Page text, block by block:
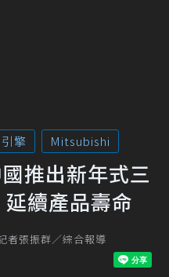
引擎 Mitsubishi
推出新年式三
續產品壽命
者張振群／綜合報導